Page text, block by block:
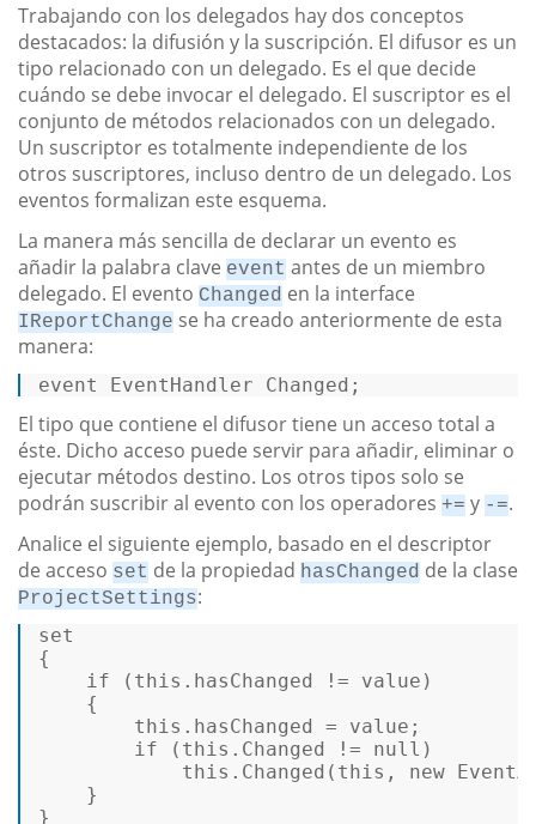
Trabajando con los delegados hay dos conceptos
destacados: la difusión y la suscripción. El difusor es un
tipo relacionado con un delegado. Es el que decide
cuándo se debe invocar el delegado. El suscriptor es el
conjunto de métodos relacionados con un delegado.
Un suscriptor es totalmente independiente de los
otros suscriptores, incluso dentro de un delegado. Los
eventos formalizan este esquema.
La manera más sencilla de declarar un evento es
añadir la palabra clave event antes de un miembro
delegado. El evento Changed en la interface
IReportChange se ha creado anteriormente de esta
manera:
event EventHandler Changed;
El tipo que contiene el difusor tiene un acceso total a
éste. Dicho acceso puede servir para añadir, eliminar o
ejecutar métodos destino. Los otros tipos solo se
podrán suscribir al evento con los operadores += y -=.
Analice el siguiente ejemplo, basado en el descriptor
de acceso set de la propiedad hasChanged de la clase
ProjectSettings:
set
{
if ( this .hasChanged != value)
{
this .hasChanged = value;
if ( this .Changed != null )
this .Changed( this , new
}
}